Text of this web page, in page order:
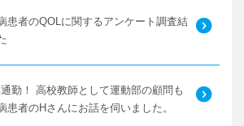
患者のQOLに関するアンケート調査結
勤！ 高校教師として運動部の顧問も
患者のHさんにお話を伺いました。